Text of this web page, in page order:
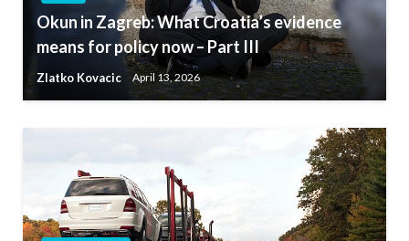
Okun in Zagreb: What Croatia’s evidence
means for policy now – Part III
Zlatko Kovacic April 13, 2026